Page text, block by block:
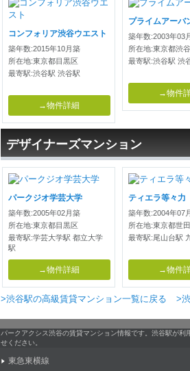
コンフォリア渋谷ウエスト
築年数:2015年10月築
所在地:東京都目黒区
最寄駅:渋谷駅 渋谷駅
→物件詳細
プライムアーバ
築年数:2003年03
所在地:東京都渋
最寄駅:渋谷駅 渋
→物件
デザイナーズマンション
パークジオ学芸大学
築年数:2005年02月築
所在地:東京都目黒区
最寄駅:学芸大学駅 都立大学
駅
→物件詳細
ティエラ等々力
築年数:2004年07
所在地:東京都世
最寄駅:尾山台駅
→物件
>渋谷駅の高級賃貸マンション一覧に戻る >
パークアクシス渋谷の賃貸マンション情報です。渋谷駅が
せください。
東急東横線